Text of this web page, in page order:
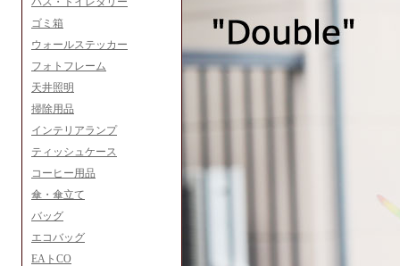
ゴミ箱
ウォールステッカー
フォトフレーム
天井照明
掃除用品
インテリアランプ
ティッシュケース
コーヒー用品
傘・傘立て
バッグ
エコバッグ
EAトCO